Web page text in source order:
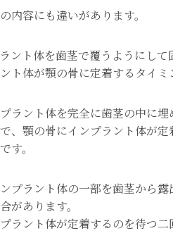
内容にも違いがあります。
ント体を歯茎で覆うようにして
ト体が顎の骨に定着するタイ
ラント体を完全に歯茎の中に
、顎の骨にインプラント体が
す。
プラント体の一部を歯茎から
があります。
ラント体が定着するのを待つ